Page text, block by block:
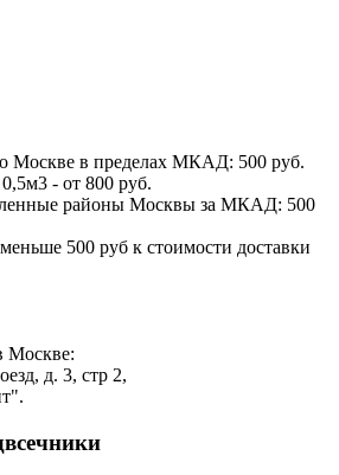
Москве в пределах МКАД: 500 руб.
- от 800 руб.
районы Москвы за МКАД: 500
500 руб к стоимости доставки
Москве:
д. 3, стр 2,